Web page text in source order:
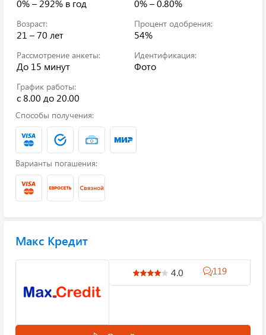
0% – 292% в год 0% – 0.80%
Возраст:
21 – 70 лет
Процент одобрения:
54%
Рассмотрение анкеты:
До 15 минут
Идентификация:
Фото
График работы:
с 8.00 до 20.00
Способы получения:
Варианты погашения:
Макс Кредит
4.0 119